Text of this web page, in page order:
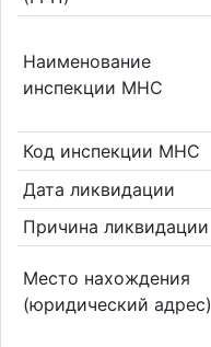
Наименование
инспекции МНС
Код инспекции МНС
Дата ликвидации
Причина ликвидации
Место нахождения
(юридический адрес)